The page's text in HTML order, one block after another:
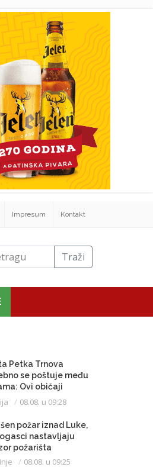
Impresum Kontakt
Traži
Petka Trnova
se poštuje među
Ovi običaji
se čuvaju
08.08. u 09:28
požar iznad Luke,
nastavljaju
požarišta
08.08. u 09:25